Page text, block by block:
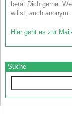
berät Dich gerne.
willst, auch anonym.
Hier geht es zur
Suche